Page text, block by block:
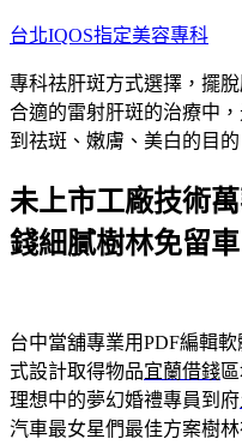
跳
主
要
內
台北IQOS指定美容專科
專科祛肝斑方式選擇，擺
合適的雷射肝斑的治療中
到祛斑、嫩膚、美白的目的
未上市工廠技術
錢細膩樹林免留車
台中當舖專業用PDF編輯軟
式設計取得物品宜蘭借錢
理想中的夢幻婚禮專員到府
汽車最女星們最佳方案樹